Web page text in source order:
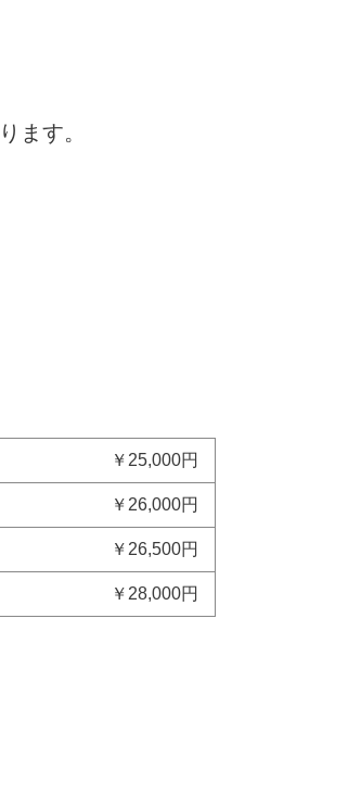
ます。
￥25,000円
￥26,000円
￥26,500円
￥28,000円